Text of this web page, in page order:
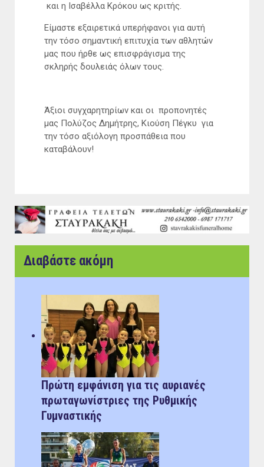
και η Ισαβέλλα Κρόκου ως κριτής.
Είμαστε εξαιρετικά υπερήφανοι για αυτή
την τόσο σημαντική επιτυχία των αθλητών
μας που ήρθε ως επισφράγισμα της
σκληρής δουλειάς όλων τους.
Άξιοι συγχαρητηρίων και οι προπονητές
μας Πολύζος Δημήτρης, Κιούση Πέγκυ για
την τόσο αξιόλογη προσπάθεια που
καταβάλουν!
Διαβάστε ακόμη
Πρώτη εμφάνιση για τις αυριανές
πρωταγωνίστριες της Ρυθμικής
Γυμναστικής